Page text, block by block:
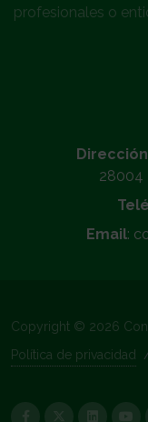
profesionales o
Dirección
28004
Email:
Copyright © 2026
Política de privacidad